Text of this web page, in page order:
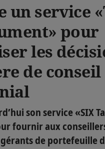
un service
pour
les
de conseil
son service «SIX
fournir aux
de portefeuille